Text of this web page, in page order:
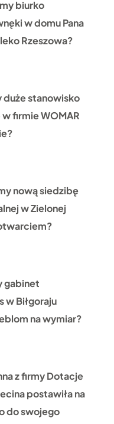
biurko
w domu Pana
Rzeszowa?
duże stanowisko
firmie WOMAR
nową siedzibę
w Zielonej
gabinet
w Biłgoraju
na wymiar?
z firmy Dotacje
postawiła na
do swojego